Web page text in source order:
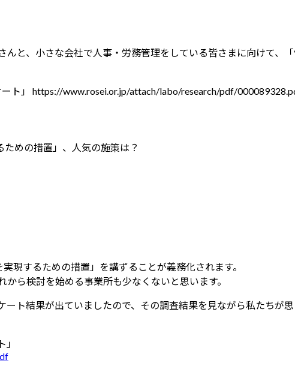
と、小さな会社で人事・労務管理をしている皆さまに向けて、
ート」 https://www.rosei.or.jp/attach/labo/research/pdf/
ための措置」、人気の施策は？
現するための措置」を講ずることが義務化されます。
ら検討を始める事業所も少なくないと思います。
ト結果が出ていましたので、その調査結果を見ながら私たちが思